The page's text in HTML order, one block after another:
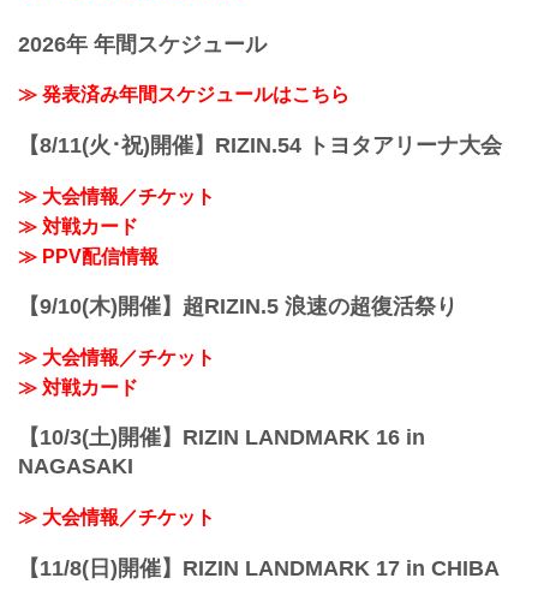
2026年 年間スケジュール
≫ 発表済み年間スケジュールはこちら
【8/11(火･祝)開催】RIZIN.54 トヨタアリーナ大会
≫ 大会情報／チケット
≫ 対戦カード
≫ PPV配信情報
【9/10(木)開催】超RIZIN.5 浪速の超復活祭り
≫ 大会情報／チケット
≫ 対戦カード
【10/3(土)開催】RIZIN LANDMARK 16 in
NAGASAKI
≫ 大会情報／チケット
【11/8(日)開催】RIZIN LANDMARK 17 in CHIBA